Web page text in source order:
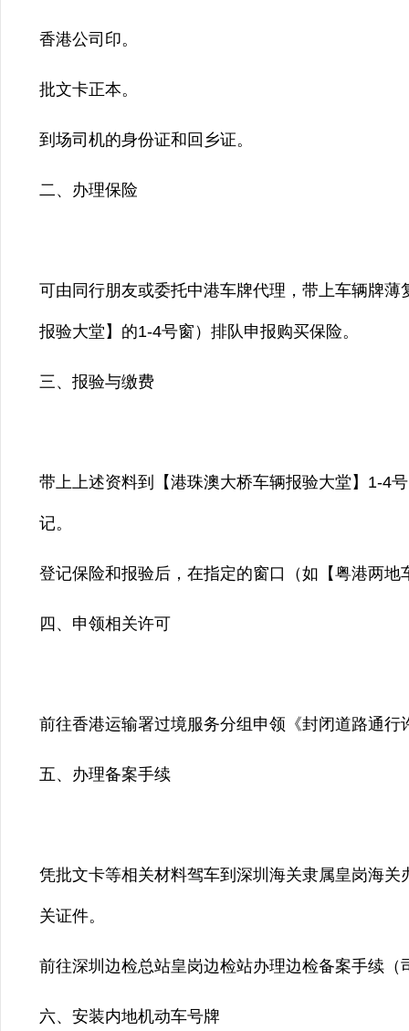
香港公司印。
批文卡正本。
到场司机的身份证和回乡证。
二、办理保险
可由同行朋友或委托中港车牌代理，带上车辆牌
报验大堂】的1-4号窗）排队申报购买保险。
三、报验与缴费
带上上述资料到【港珠澳大桥车辆报验大堂】1-4
记。
登记保险和报验后，在指定的窗口（如【粤港两
四、申领相关许可
前往香港运输署过境服务分组申领《封闭道路通行
五、办理备案手续
凭批文卡等相关材料驾车到深圳海关隶属皇岗海
关证件。
前往深圳边检总站皇岗边检站办理边检备案手续（
六、安装内地机动车号牌